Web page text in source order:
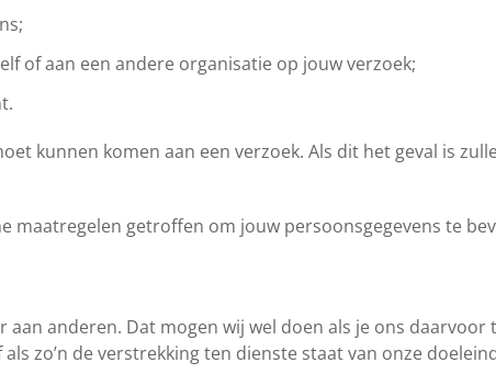
of aan een andere organisatie op jouw verzoek;
kunnen komen aan een verzoek. Als dit het geval is
getroffen om jouw persoonsgegevens te
anderen. Dat mogen wij wel doen als je ons
zo’n de verstrekking ten dienste staat van onze